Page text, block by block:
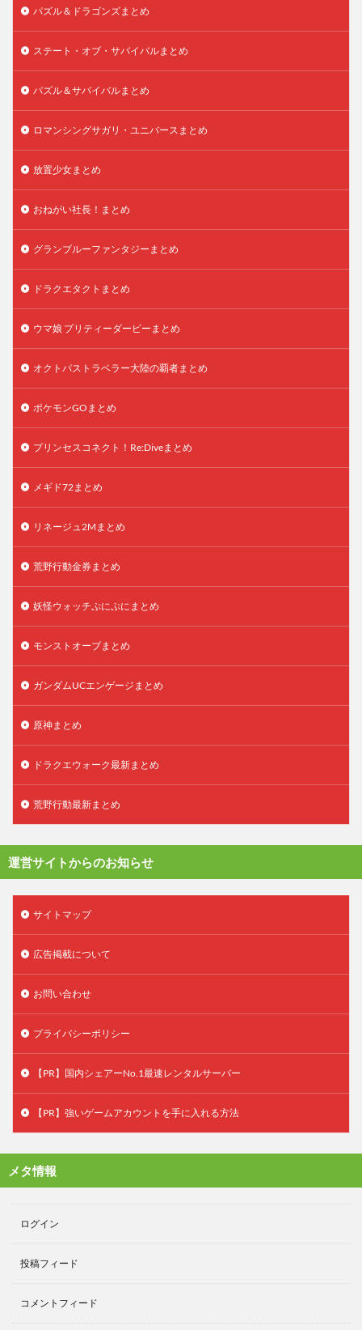
パズル＆ドラゴンズまとめ
ステート・オブ・サバイバルまとめ
パズル＆サバイバルまとめ
ロマンシングサガリ・ユニバースまとめ
放置少女まとめ
おねがい社長！まとめ
グランブルーファンタジーまとめ
ドラクエタクトまとめ
ウマ娘 プリティーダービーまとめ
オクトパストラベラー大陸の覇者まとめ
ポケモンGOまとめ
プリンセスコネクト！Re:Diveまとめ
メギド72まとめ
リネージュ2Mまとめ
荒野行動金券まとめ
妖怪ウォッチぷにぷにまとめ
モンストオーブまとめ
ガンダムUCエンゲージまとめ
原神まとめ
ドラクエウォーク最新まとめ
荒野行動最新まとめ
運営サイトからのお知らせ
サイトマップ
広告掲載について
お問い合わせ
プライバシーポリシー
【PR】国内シェアーNo.1最速レンタルサーバー
【PR】強いゲームアカウントを手に入れる方法
メタ情報
ログイン
投稿フィード
コメントフィード